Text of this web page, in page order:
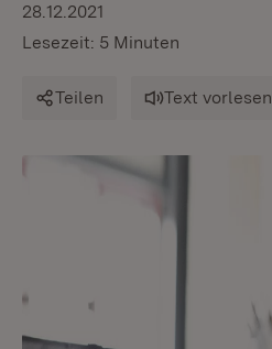
28.12.2021
Lesezeit: 5 Minuten
Teilen Text vorlesen